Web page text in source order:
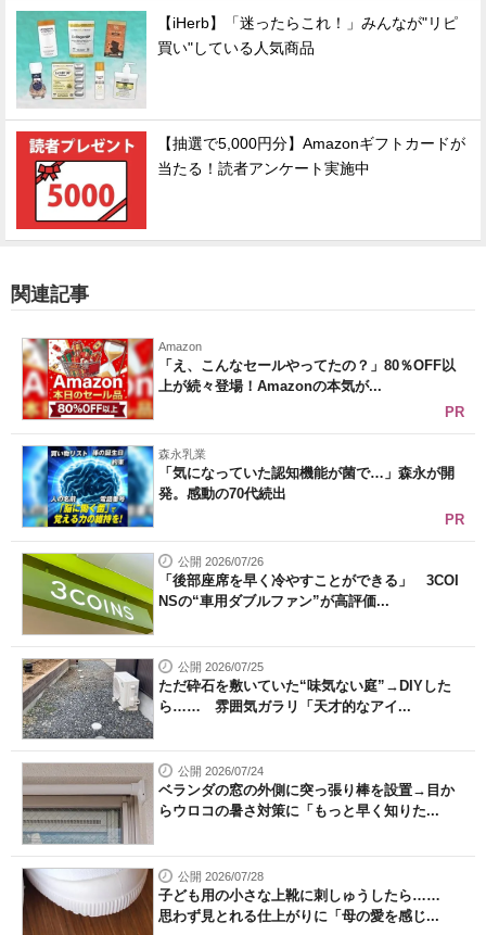
【iHerb】「迷ったらこれ！」みんなが"リピ
買い"している人気商品
【抽選で5,000円分】Amazonギフトカードが
当たる！読者アンケート実施中
関連記事
Amazon
「え、こんなセールやってたの？」80％OFF以
上が続々登場！Amazonの本気が...
PR
森永乳業
「気になっていた認知機能が菌で…」森永が開
発。感動の70代続出
PR
公開 2026/07/26
「後部座席を早く冷やすことができる」 3COI
NSの“車用ダブルファン”が高評価...
公開 2026/07/25
ただ砕石を敷いていた“味気ない庭”→DIYした
ら…… 雰囲気ガラリ「天才的なアイ...
公開 2026/07/24
ベランダの窓の外側に突っ張り棒を設置→目か
らウロコの暑さ対策に「もっと早く知りた...
公開 2026/07/28
子ども用の小さな上靴に刺しゅうしたら……
思わず見とれる仕上がりに「母の愛を感じ...